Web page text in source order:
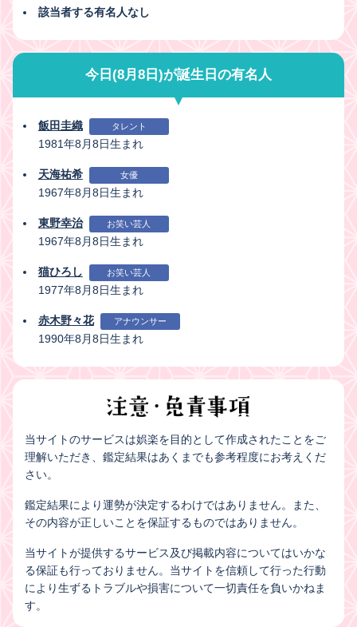
該当者する有名人なし
今日(8月8日)が誕生日の有名人
飯田圭織 タレント
1981年8月8日生まれ
天海祐希 女優
1967年8月8日生まれ
東野幸治 お笑い芸人
1967年8月8日生まれ
猫ひろし お笑い芸人
1977年8月8日生まれ
赤木野々花 アナウンサー
1990年8月8日生まれ
当サイトのサービスは娯楽を目的として作成されたことをご
理解いただき、鑑定結果はあくまでも参考程度にお考えくだ
さい。
鑑定結果により運勢が決定するわけではありません。また、
その内容が正しいことを保証するものではありません。
当サイトが提供するサービス及び掲載内容についてはいかな
る保証も行っておりません。当サイトを信頼して行った行動
により生ずるトラブルや損害について一切責任を負いかねま
す。